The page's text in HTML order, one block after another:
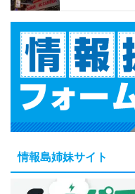
情報島姉妹サイト